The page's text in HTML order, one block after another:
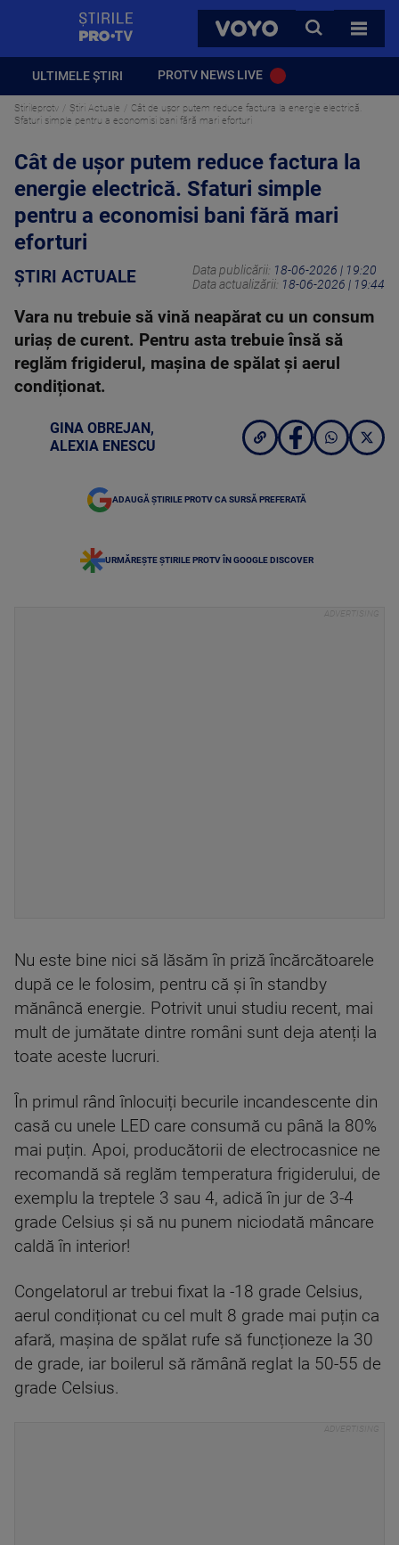
VOYO
CAUTA
TOATE
ULTIMELE ȘTIRI PROTV NEWS LIVE
Stirileprotv Știri Actuale
Cât de ușor putem reduce factura la energie electrică.
Sfaturi simple pentru a economisi bani fără mari eforturi
Cât de ușor putem reduce factura la
energie electrică. Sfaturi simple
pentru a economisi bani fără mari
eforturi
ȘTIRI ACTUALE Data publicării: 18-06-2026 | 19:20
Data actualizării: 18-06-2026 | 19:44
Vara nu trebuie să vină neapărat cu un consum
uriaș de curent. Pentru asta trebuie însă să
reglăm frigiderul, mașina de spălat și aerul
condiționat.
GINA OBREJAN,
ALEXIA ENESCU
ADAUGĂ ȘTIRILE PROTV CA SURSĂ PREFERATĂ
URMĂREȘTE ȘTIRILE PROTV ÎN GOOGLE DISCOVER
Nu este bine nici să lăsăm în priză încărcătoarele
după ce le folosim, pentru că și în standby
mănâncă energie. Potrivit unui studiu recent, mai
mult de jumătate dintre români sunt deja atenți la
toate aceste lucruri.
În primul rând înlocuiți becurile incandescente din
casă cu unele LED care consumă cu până la 80%
mai puțin. Apoi, producătorii de electrocasnice ne
recomandă să reglăm temperatura frigiderului, de
exemplu la treptele 3 sau 4, adică în jur de 3-4
grade Celsius și să nu punem niciodată mâncare
caldă în interior!
Congelatorul ar trebui fixat la -18 grade Celsius,
aerul condiționat cu cel mult 8 grade mai puțin ca
afară, mașina de spălat rufe să funcționeze la 30
de grade, iar boilerul să rămână reglat la 50-55 de
grade Celsius.